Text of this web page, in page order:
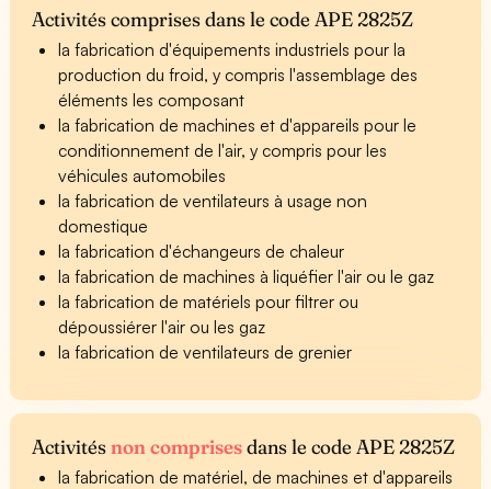
Activités comprises dans le code APE 2825Z
la fabrication d'équipements industriels pour la
production du froid, y compris l'assemblage des
éléments les composant
la fabrication de machines et d'appareils pour le
conditionnement de l'air, y compris pour les
véhicules automobiles
la fabrication de ventilateurs à usage non
domestique
la fabrication d'échangeurs de chaleur
la fabrication de machines à liquéfier l'air ou le gaz
la fabrication de matériels pour filtrer ou
dépoussiérer l'air ou les gaz
la fabrication de ventilateurs de grenier
Activitésnon comprisesdans le code APE 2825Z
la fabrication de matériel, de machines et d'appareils